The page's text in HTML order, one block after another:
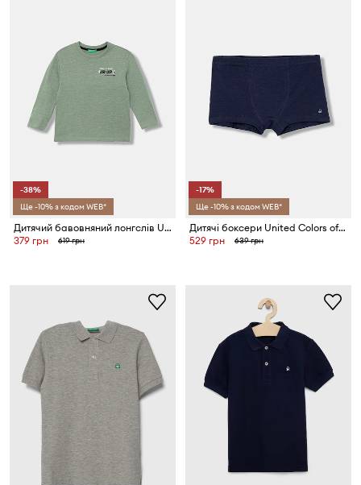
-38%
Ще -10% з кодом WEB*
Дитячий бавовняний лонгслів United Colors of Benetton
379 грн
619 грн
-17%
Ще -10% з кодом WEB*
Дитячі боксери United Colors of Benetton (2-pack)
529 грн
639 грн